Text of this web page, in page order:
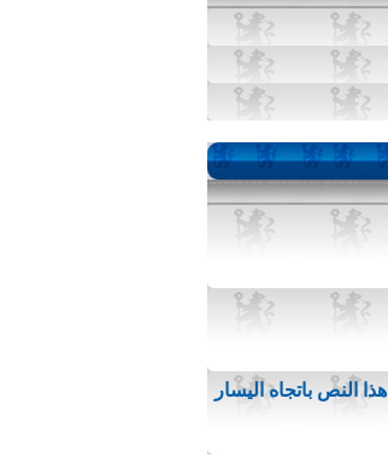
هذا النص باتجاه اليسار